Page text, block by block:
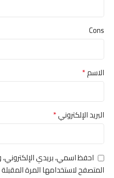
Cons
الاسم*
البريد الإلكتروني*
احفظ اسمي، بريدي
المتصفح لاستخدامها المرة